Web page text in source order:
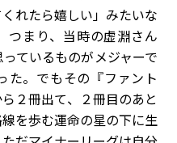
れたら嬉しい」みたいな
つまり、当時の虚淵さん
ているものがメジャーで
た。でもその『ファント
２冊出て、２冊目のあと
を歩む運命の星の下に生